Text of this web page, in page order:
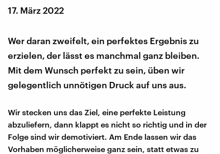
17. März 2022
Wer daran zweifelt, ein perfektes Ergebnis zu
erzielen, der lässt es manchmal ganz bleiben.
Mit dem Wunsch perfekt zu sein, üben wir
gelegentlich unnötigen Druck auf uns aus.
Wir stecken uns das Ziel, eine perfekte Leistung
abzuliefern, dann klappt es nicht so richtig und in der
Folge sind wir demotiviert. Am Ende lassen wir das
Vorhaben möglicherweise ganz sein, statt etwas zu